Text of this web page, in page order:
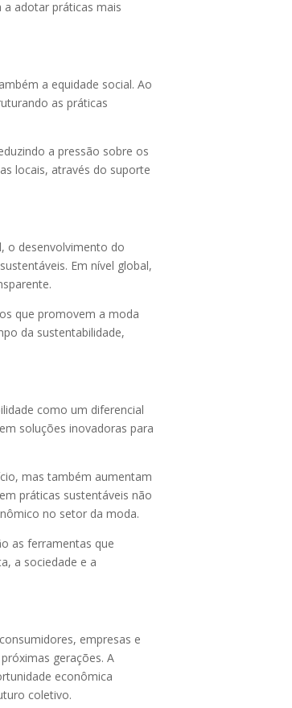
adotar práticas mais
a equidade social. Ao
as práticas
a pressão sobre os
locais, através do suporte
o desenvolvimento do
Em nível global,
que promovem a moda
da sustentabilidade,
como um diferencial
soluções inovadoras para
mas também aumentam
práticas sustentáveis não
no setor da moda.
as ferramentas que
a sociedade e a
empresas e
gerações. A
econômica
coletivo.